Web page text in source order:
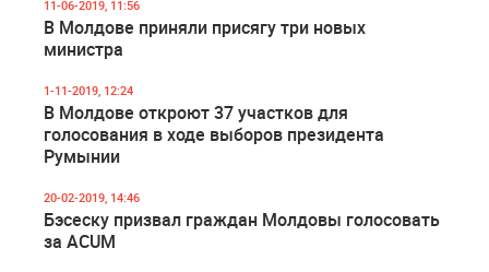
11-06-2019, 11:56
В Молдове приняли присягу три новых
министра
1-11-2019, 12:24
В Молдове откроют 37 участков для
голосования в ходе выборов президента
Румынии
20-02-2019, 14:46
Бэсеску призвал граждан Молдовы голосовать
за ACUM